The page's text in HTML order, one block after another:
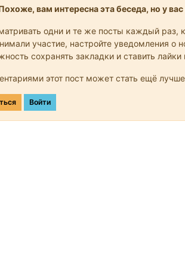
вам интересна эта беседа, но у вас
одни и те же посты каждый раз,
участие, настройте уведомления о
сохранять закладки и ставить
этот пост может стать ещё
Войти